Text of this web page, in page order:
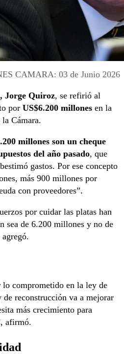
CAMARA: 03 de Junio 2026
Jorge Quiroz, se refirió al
por US$6.200 millones en la
Cámara.
millones son un cheque
del año pasado, que
gastos. Por ese concepto
más 900 millones por
con proveedores”.
por cuidar las platas han
sea de 6.200 millones y no de
lo comprometido en la ley de
de reconstrucción va a mejorar
más crecimiento para
afirmó.